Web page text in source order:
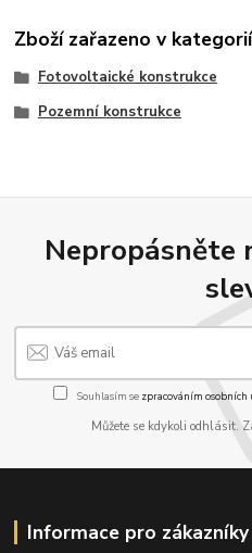
Zboží zařazeno v
Fotovoltaické konstrukce
Pozemní konstrukce
Nepropásněte
Souhlasím se zpracováním osobních
Můžete se kdykoli odhlásit.
Informace pro zákazníky